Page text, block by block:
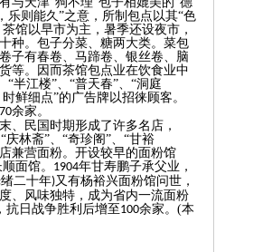
乐则能久”之意，所制包点以其“色
馆以早市为主，暑季还设夜市，
种。包子分菜、糖两大类。菜包
子有春卷、马蹄卷、银丝卷、脑
等。因而茶馆包点业在饮食业中
半江楼”、“普天春”、“洞庭
鲜细点”的广告牌以招徕顾客。
余家。
、民国时期形成了许多名店，
庆林斋”、“奇珍阁”、“甘裕
兼营面粉。开设较早的面粉馆
面馆。 1904年甘寿鹏子承父业，
二十年)又有杨裕兴面粉馆问世，
、风味独特，成为省内一流面粉
抗日战争胜利后增至 100余家。 (本